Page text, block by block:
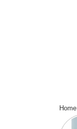
Home